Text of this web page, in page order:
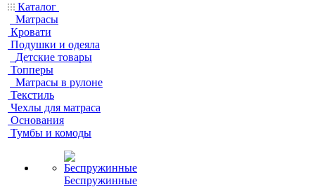
Каталог
Матрасы
Кровати
Подушки и одеяла
Детские товары
Топперы
Матрасы в рулоне
Текстиль
Чехлы для матраса
Основания
Тумбы и комоды
Беспружинные